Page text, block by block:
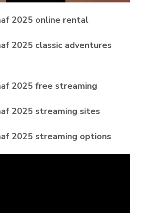
2025 online rental
2025 classic adventures
2025 free streaming
2025 streaming sites
2025 streaming options